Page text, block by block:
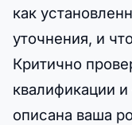
как
уточнения, и
Критично
квалификации
описана ваша